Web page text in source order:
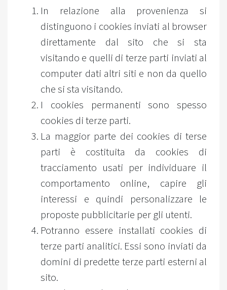
In relazione alla provenienza si
distinguono i cookies inviati al browser
direttamente dal sito che si sta
visitando e quelli di terze parti inviati al
computer dati altri siti e non da quello
che si sta visitando.
I cookies permanenti sono spesso
cookies di terze parti.
La maggior parte dei cookies di terse
parti è costituita da cookies di
tracciamento usati per individuare il
comportamento online, capire gli
interessi e quindi personalizzare le
proposte pubblicitarie per gli utenti.
Potranno essere installati cookies di
terze parti analitici. Essi sono inviati da
domini di predette terze parti esterni al
sito.